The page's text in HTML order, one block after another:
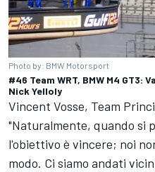
Photo by: BMW Motorsport
#46 Team WRT, BMW M4 GT3:
Nick Yelloly
Vincent Vosse, Team
"Naturalmente, quando si
l'obiettivo è vincere; noi
modo. Ci siamo andati